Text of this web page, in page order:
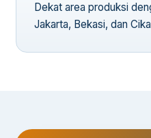
Dekat area produksi
Jakarta, Bekasi, dan